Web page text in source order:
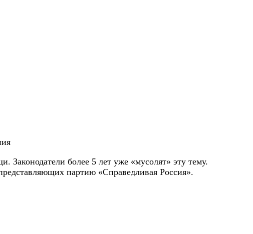
Законодатели более 5 лет уже «мусолят» эту тему.
партию «Справедливая Россия».